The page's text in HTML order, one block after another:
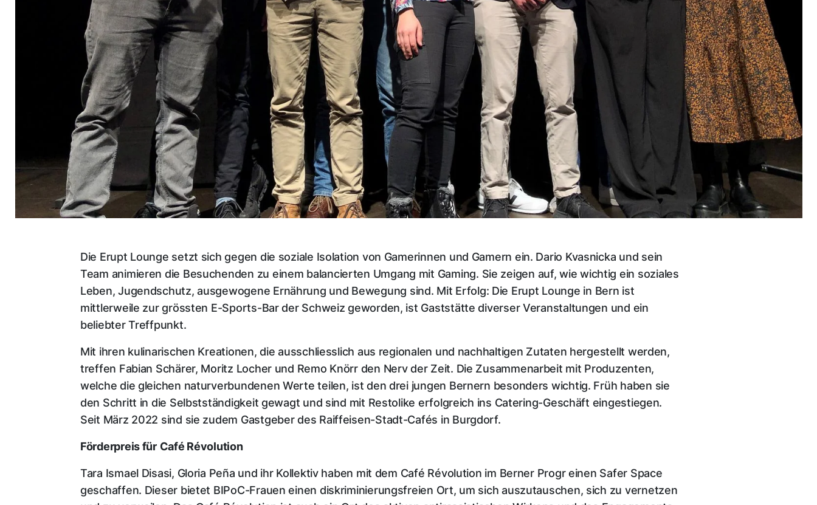
Die Erupt Lounge setzt sich gegen die soziale Isolation von Gamerinnen und Gamern ein. Dario Kvasnicka und sein
Team animieren die Besuchenden zu einem balancierten Umgang mit Gaming. Sie zeigen auf, wie wichtig ein soziales
Leben, Jugendschutz, ausgewogene Ernährung und Bewegung sind. Mit Erfolg: Die Erupt Lounge in Bern ist
mittlerweile zur grössten E-Sports-Bar der Schweiz geworden, ist Gaststätte diverser Veranstaltungen und ein
beliebter Treffpunkt.
Mit ihren kulinarischen Kreationen, die ausschliesslich aus regionalen und nachhaltigen Zutaten hergestellt werden,
treffen Fabian Schärer, Moritz Locher und Remo Knörr den Nerv der Zeit. Die Zusammenarbeit mit Produzenten,
welche die gleichen naturverbundenen Werte teilen, ist den drei jungen Bernern besonders wichtig. Früh haben sie
den Schritt in die Selbstständigkeit gewagt und sind mit Restolike erfolgreich ins Catering-Geschäft eingestiegen.
Seit März 2022 sind sie zudem Gastgeber des Raiffeisen-Stadt-Cafés in Burgdorf.
Förderpreis für Café Révolution
Tara Ismael Disasi, Gloria Peña und ihr Kollektiv haben mit dem Café Révolution im Berner Progr einen Safer Space
geschaffen. Dieser bietet BIPoC-Frauen einen diskriminierungsfreien Ort, um sich auszutauschen, sich zu vernetzen